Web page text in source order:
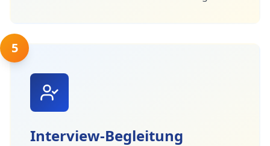
5
Interview-Begleitung